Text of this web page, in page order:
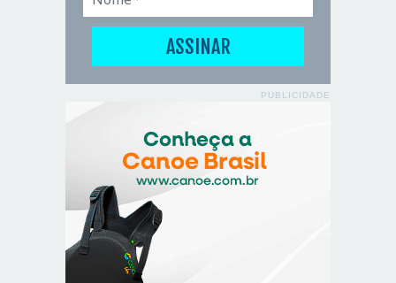
PUBLICIDADE